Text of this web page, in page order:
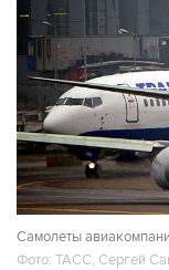
Самолеты
Фото: ТАСС, Сергей